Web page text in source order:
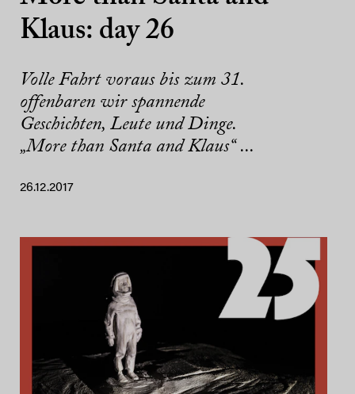
Klaus: day 26
Volle Fahrt voraus bis zum 31.
offenbaren wir spannende
Geschichten, Leute und Dinge.
„More than Santa and Klaus“ ...
26.12.2017